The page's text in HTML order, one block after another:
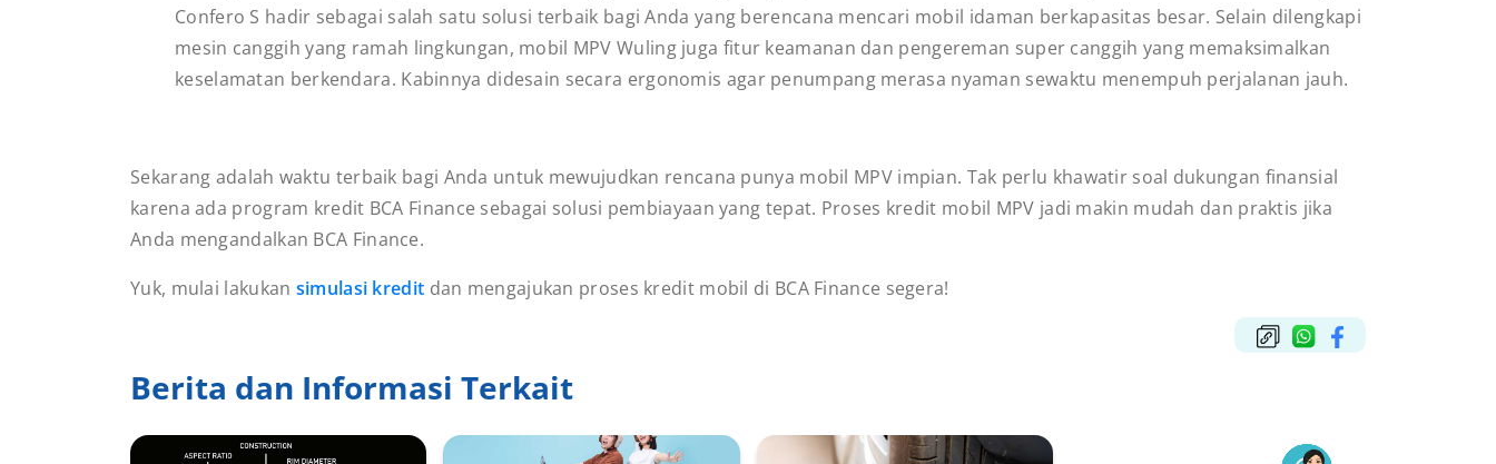
Confero S hadir sebagai salah satu solusi terbaik bagi Anda yang berencana mencari mobil idaman berkapasitas besar. Selain dilengkapi
mesin canggih yang ramah lingkungan, mobil MPV Wuling juga fitur keamanan dan pengereman super canggih yang memaksimalkan
keselamatan berkendara. Kabinnya didesain secara ergonomis agar penumpang merasa nyaman sewaktu menempuh perjalanan jauh.
Sekarang adalah waktu terbaik bagi Anda untuk mewujudkan rencana punya mobil MPV impian. Tak perlu khawatir soal dukungan finansial
karena ada program kredit BCA Finance sebagai solusi pembiayaan yang tepat. Proses kredit mobil MPV jadi makin mudah dan praktis jika
Anda mengandalkan BCA Finance.
Yuk, mulai lakukan simulasi kredit dan mengajukan proses kredit mobil di BCA Finance segera!
Berita dan Informasi Terkait